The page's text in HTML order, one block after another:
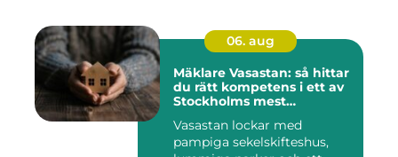
06. aug
Mäklare Vasastan: så hittar
du rätt kompetens i ett av
Stockholms mest
Vasastan lockar med
pampiga sekelskifteshus,